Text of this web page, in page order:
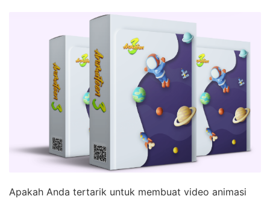
Apakah Anda tertarik untuk membuat video animasi